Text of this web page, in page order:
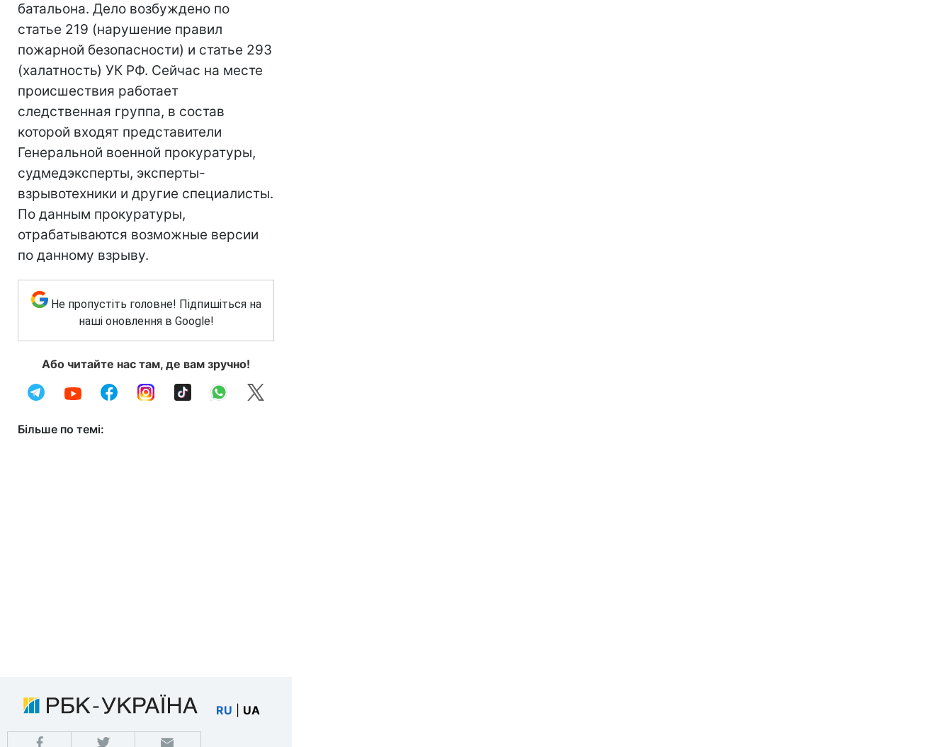
батальона. Дело возбуждено по
статье 219 (нарушение правил
пожарной безопасности) и статье 293
(халатность) УК РФ. Сейчас на месте
происшествия работает
следственная группа, в состав
которой входят представители
Генеральной военной прокуратуры,
судмедэксперты, эксперты-
взрывотехники и другие специалисты.
По данным прокуратуры,
отрабатываются возможные версии
по данному взрыву.
Не пропустіть головне! Підпишіться на
наші оновлення в Google!
Або читайте нас там, де вам зручно!
Більше по темі:
RU UA